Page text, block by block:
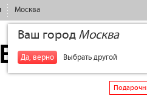
Москва
Ваш город Москва
Да, верно Выбрать другой